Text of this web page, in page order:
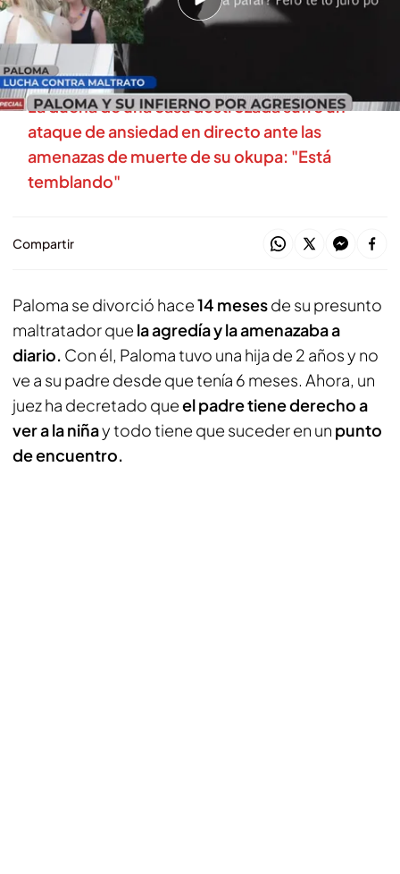
Paloma y su infierno por las agresiones: el juez
decreta que su hija se vea con el padre en un
punto de encuentro
La dueña de una casa destrozada sufre un
ataque de ansiedad en directo ante las
amenazas de muerte de su okupa: "Está
temblando"
Compartir
Paloma se divorció hace14 mesesde su presunto
maltratador que la agredía y la amenazaba a
diario. Con él, Paloma tuvo una hija de 2 años y no
ve a su padre desde que tenía 6 meses. Ahora, un
juez ha decretado queel padre tiene derecho a
ver a la niñay todo tiene que suceder en un punto
de encuentro.